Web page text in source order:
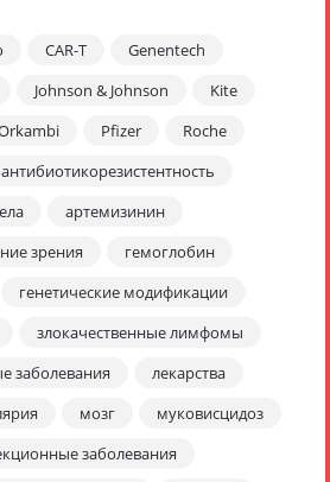
CAR-T
Genentech
Johnson & Johnson
Kite
Pfizer
Roche
антибиотикорезистентность
артемизинин
зрения
гемоглобин
генетические модификации
злокачественные лимфомы
заболевания
лекарства
мозг
муковисцидоз
заболевания